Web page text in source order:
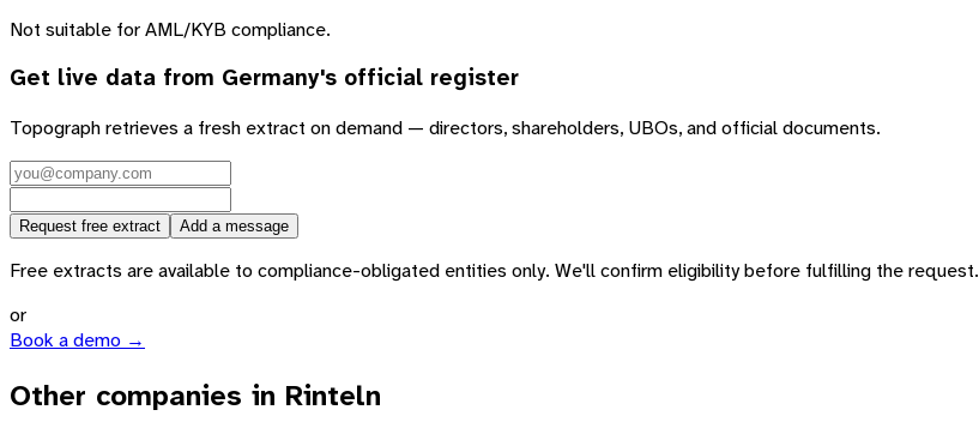
Not suitable for AML/KYB compliance.
Get live data from Germany's official register
Topograph retrieves a fresh extract on demand — directors, shareholders, UBOs, and official documents.
Request free extract Add a message
Free extracts are available to compliance-obligated entities only. We'll confirm eligibility before fulfilling the request.
or
Book a demo →
Other companies in Rinteln